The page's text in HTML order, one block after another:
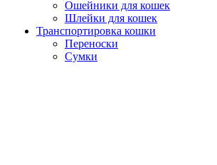
Ошейники для кошек
Шлейки для кошек
Транспортировка кошки
Переноски
Сумки